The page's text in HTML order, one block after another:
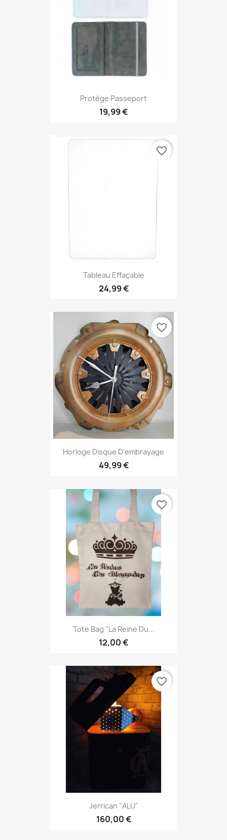
Protège Passeport
19,99 €
Tableau Effaçable
24,99 €
favorite_border
Horloge Disque D'embrayage
49,99 €
favorite_border
Tote Bag "La Reine Du...
12,00 €
favorite_border
Jerrican "ALU"
160,00 €
favorite_border